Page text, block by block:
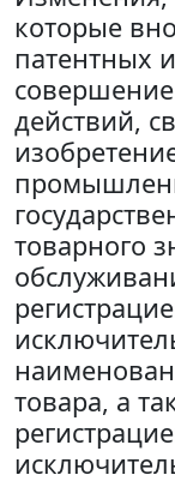
которые
патентных
действий,
товарного
товара, а